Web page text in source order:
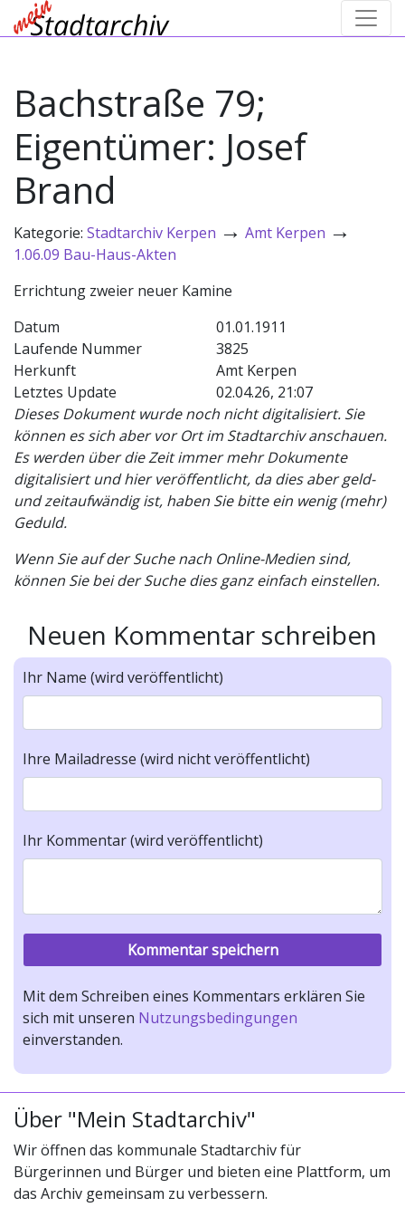
Bachstraße 79;
Eigentümer: Josef
Brand
Kategorie: Stadtarchiv Kerpen → Amt Kerpen →
1.06.09 Bau-Haus-Akten
Errichtung zweier neuer Kamine
Datum
01.01.1911
Laufende Nummer
3825
Herkunft
Amt Kerpen
Letztes Update
02.04.26, 21:07
Dieses Dokument wurde noch nicht digitalisiert. Sie
können es sich aber vor Ort im Stadtarchiv anschauen.
Es werden über die Zeit immer mehr Dokumente
digitalisiert und hier veröffentlicht, da dies aber geld-
und zeitaufwändig ist, haben Sie bitte ein wenig (mehr)
Geduld.
Wenn Sie auf der Suche nach Online-Medien sind,
können Sie bei der Suche dies ganz einfach einstellen.
Neuen Kommentar schreiben
Ihr Name (wird veröffentlicht)
Ihre Mailadresse (wird nicht veröffentlicht)
Ihr Kommentar (wird veröffentlicht)
Mit dem Schreiben eines Kommentars erklären Sie
sich mit unseren Nutzungsbedingungen
einverstanden.
Über "Mein Stadtarchiv"
Wir öffnen das kommunale Stadtarchiv für
Bürgerinnen und Bürger und bieten eine Plattform, um
das Archiv gemeinsam zu verbessern.